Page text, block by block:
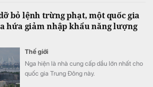
bỏ lệnh trừng phạt, một quốc gia
hứa giảm nhập khẩu năng lượng
Thế giới
Nga hiện là nhà cung cấp dầu lớn nhất cho
quốc gia Trung Đông này.